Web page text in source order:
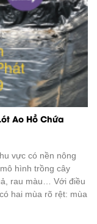
Ao Hồ Chứa
vực có nền nông
hình trồng cây
rau màu… Với điều
hai mùa rõ rệt: mùa